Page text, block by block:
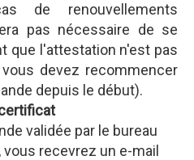
de renouvellements
pas nécessaire de se
que l'attestation n'est pas
devez recommencer
depuis le début).
validée par le bureau
recevrez un e-mail